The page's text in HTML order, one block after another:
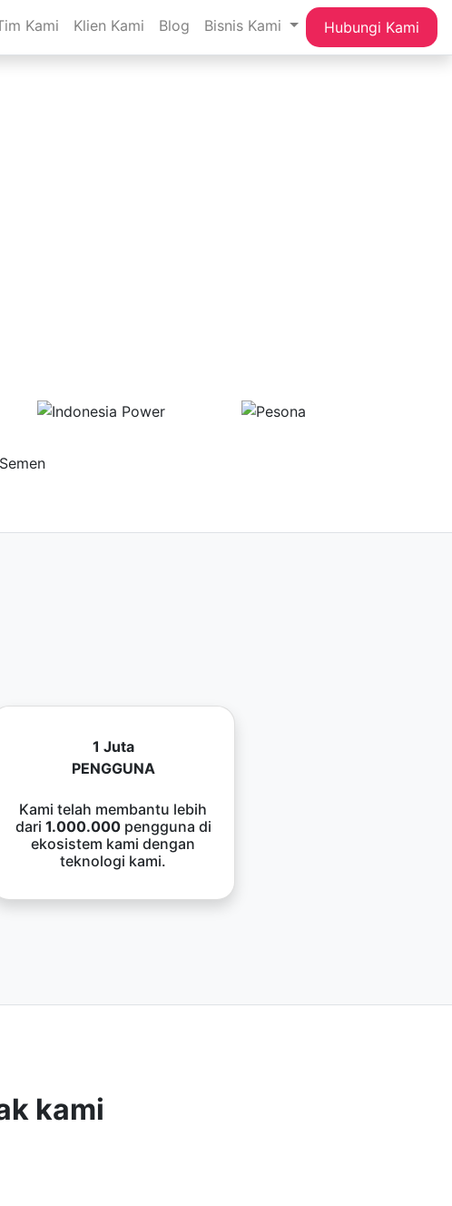
Kami Klien Kami Blog Bisnis Kami Hubungi Kami
1 Juta
PENGGUNA
Kami telah membantu lebih
dari 1.000.000pengguna di
ekosistem kami dengan
teknologi kami.
kami